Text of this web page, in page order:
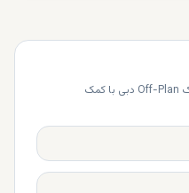
بررسی فرصت‌های سرمایه‌گذاری در املاک Off-Plan دبی با کمک